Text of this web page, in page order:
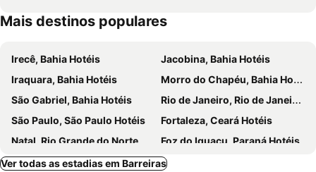
Mais destinos populares
Irecê, Bahia Hotéis
Jacobina, Bahia Hotéis
Iraquara, Bahia Hotéis
Morro do Chapéu, Bahia Hotéis
São Gabriel, Bahia Hotéis
Rio de Janeiro, Rio de Janeiro Hotéis
São Paulo, São Paulo Hotéis
Fortaleza, Ceará Hotéis
Natal, Rio Grande do Norte Hotéis
Foz do Iguaçu, Paraná Hotéis
Porto de Galinhas, Pernambuco Hotéis
Salvador, Bahia Hotéis
Ver todas as estadias em Barreiras